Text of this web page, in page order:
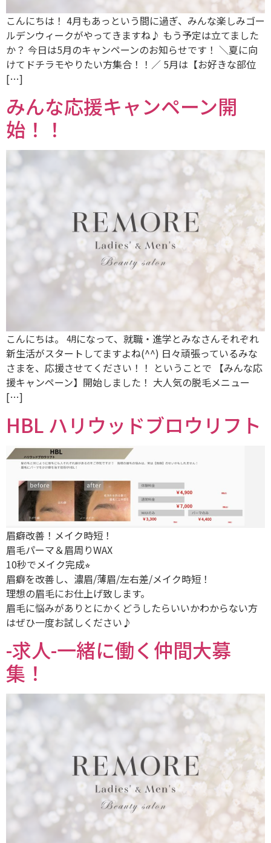
こんにちは！ 4月もあっという間に過ぎ、みんな楽しみゴー
ルデンウィークがやってきますね♪ もう予定は立てました
か？ 今日は5月のキャンペーンのお知らせです！ ＼夏に向
けてドチラモやりたい方集合！！／ 5月は【お好きな部位
[…]
みんな応援キャンペーン開
始！！
こんにちは。 ㋃になって、就職・進学とみなさんそれぞれ
新生活がスタートしてますよね(^^) 日々頑張っているみな
さまを、応援させてください！！ ということで 【みんな応
援キャンペーン】開始しました！ 大人気の脱毛メニュー
[…]
HBL ハリウッドブロウリフト
眉癖改善！メイク時短！
眉毛パーマ＆眉周りWAX
10秒でメイク完成⭐︎
眉癖を改善し、濃眉/薄眉/左右差/メイク時短！
理想の眉毛にお仕上げ致します。
眉毛に悩みがありとにかくどうしたらいいかわからない方
はぜひ一度お試しください♪
-求人-一緒に働く仲間大募
集！